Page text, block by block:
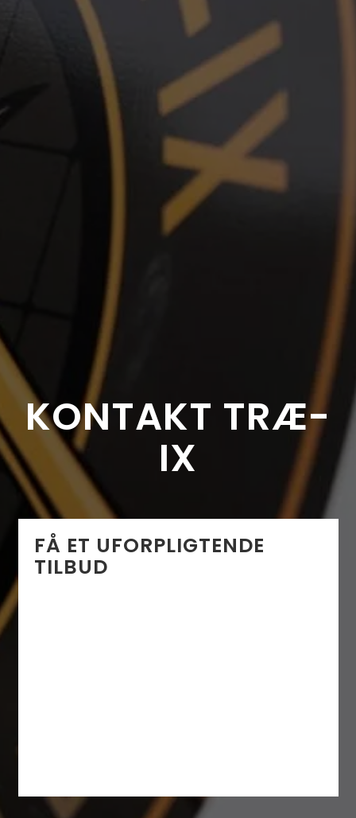
KONTAKT TRÆ-
IX
FÅ ET UFORPLIGTENDE
TILBUD